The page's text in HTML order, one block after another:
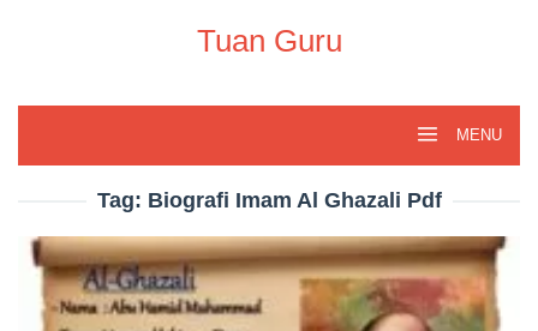
Tuan Guru
MENU
Tag: Biografi Imam Al Ghazali Pdf